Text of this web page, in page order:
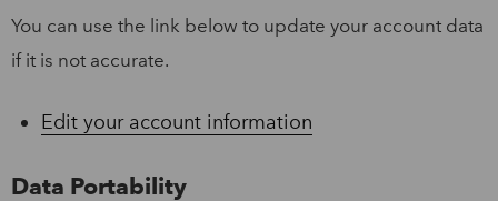
You can use the link below to update your account data
if it is not accurate.
Edit your account information
Data Portability